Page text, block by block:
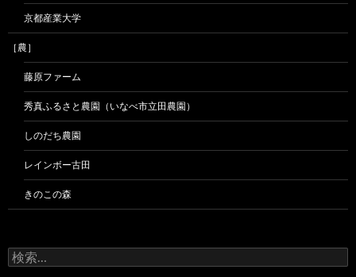
京都産業大学
［農］
藤原ファーム
秀真ふるさと農園（いなべ市立田農園）
しのだち農園
レインボー古田
きのこの森
検
索: